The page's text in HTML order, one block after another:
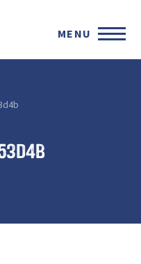
MENU